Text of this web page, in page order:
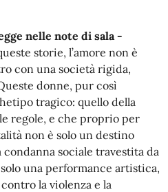
nelle note di sala -
storie, l’amore non è
con una società rigida,
donne, pur così
tragico: quello della
regole, e che proprio per
non è solo un destino
sociale travestita da
una performance artistica,
la violenza e la